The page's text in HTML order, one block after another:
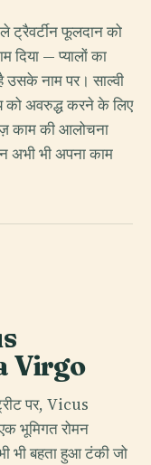
ट्रैवर्टीन फूलदान को
— प्यालों का
उसके नाम पर। साल्वी
को अवरुद्ध करने के लिए
काम की आलोचना
अभी भी अपना काम
Virgo
पर, Vicus
भूमिगत रोमन
बहता हुआ टंकी जो